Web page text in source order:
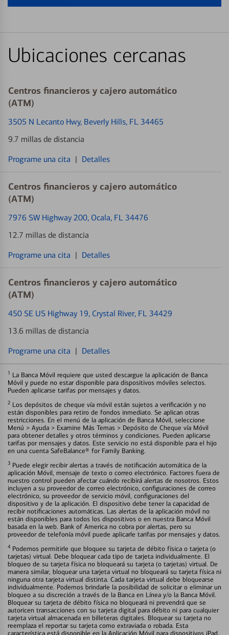
Ubicaciones cercanas
Centros financieros y cajero automático
(ATM)
3505 N Lecanto Hwy, Beverly Hills, FL 34465
9.7 millas de distancia
Programe una cita | Detalles
Centros financieros y cajero automático
(ATM)
7976 SW Highway 200, Ocala, FL 34476
12.7 millas de distancia
Programe una cita | Detalles
Centros financieros y cajero automático
(ATM)
450 SE US Highway 19, Crystal River, FL 34429
13.6 millas de distancia
Programe una cita | Detalles
1 La Banca Móvil requiere que usted descargue la aplicación de Banca
Móvil y puede no estar disponible para dispositivos móviles selectos.
Pueden aplicarse tarifas por mensajes y datos.
2 Los depósitos de cheque vía móvil están sujetos a verificación y no
están disponibles para retiro de fondos inmediato. Se aplican otras
restricciones. En el menú de la aplicación de Banca Móvil, seleccione
Menú > Ayuda > Examine Más Temas > Depósito de Cheque vía Móvil
para obtener detalles y otros términos y condiciones. Pueden aplicarse
tarifas por mensajes y datos. Este servicio no está disponible para el hijo
en una cuenta SafeBalance® for Family Banking.
3 Puede elegir recibir alertas a través de notificación automática de la
aplicación Móvil, mensaje de texto o correo electrónico. Factores fuera de
nuestro control pueden afectar cuándo recibirá alertas de nosotros. Estos
incluyen a su proveedor de correo electrónico, configuraciones de correo
electrónico, su proveedor de servicio móvil, configuraciones del
dispositivo y de la aplicación. El dispositivo debe tener la capacidad de
recibir notificaciones automáticas. Las alertas de la aplicación móvil no
están disponibles para todos los dispositivos o en nuestra Banca Móvil
basada en la web. Bank of America no cobra por alertas, pero su
proveedor de telefonía móvil puede aplicarle tarifas por mensajes y datos.
4 Podemos permitirle que bloquee su tarjeta de débito física o tarjeta (o
tarjetas) virtual. Debe bloquear cada tipo de tarjeta individualmente. El
bloqueo de su tarjeta física no bloqueará su tarjeta (o tarjetas) virtual. De
manera similar, bloquear una tarjeta virtual no bloqueará su tarjeta física ni
ninguna otra tarjeta virtual distinta. Cada tarjeta virtual debe bloquearse
individualmente. Podemos brindarle la posibilidad de solicitar o eliminar un
bloqueo a su discreción a través de la Banca en Línea y/o la Banca Móvil.
Bloquear su tarjeta de débito física no bloqueará ni prevendrá que se
autoricen transacciones con su tarjeta digital para débito ni para cualquier
tarjeta virtual almacenada en billeteras digitales. Bloquear su tarjeta no
reemplaza el reportar su tarjeta como extraviada o robada. Esta
característica está disponible en la Aplicación Móvil para dispositivos iPad,